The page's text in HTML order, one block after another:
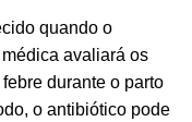
quando o
avaliará os
durante o parto
o antibiótico pode